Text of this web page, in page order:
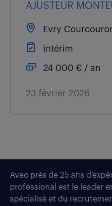
AJUSTEUR
Evry
intérim
24 000 € / an
23 février 2026
Avec près de 25 ans
professional est le leader
spécialisé et du